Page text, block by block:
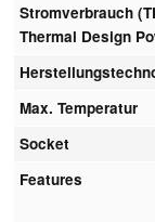
Stromverbrauch
Thermal Design
Max. Temperatur
Socket
Features